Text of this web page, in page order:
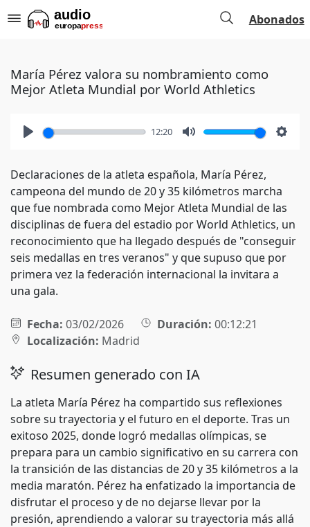
Abonados
María Pérez valora su nombramiento como
Mejor Atleta Mundial por World Athletics
12:20
Declaraciones de la atleta española, María Pérez,
campeona del mundo de 20 y 35 kilómetros marcha
que fue nombrada como Mejor Atleta Mundial de las
disciplinas de fuera del estadio por World Athletics, un
reconocimiento que ha llegado después de "conseguir
seis medallas en tres veranos" y que supuso que por
primera vez la federación internacional la invitara a
una gala.
Fecha: 03/02/2026 Duración: 00:12:21
Localización: Madrid
Resumen generado con IA
La atleta María Pérez ha compartido sus reflexiones
sobre su trayectoria y el futuro en el deporte. Tras un
exitoso 2025, donde logró medallas olímpicas, se
prepara para un cambio significativo en su carrera con
la transición de las distancias de 20 y 35 kilómetros a la
media maratón. Pérez ha enfatizado la importancia de
disfrutar el proceso y de no dejarse llevar por la
presión, aprendiendo a valorar su trayectoria más allá